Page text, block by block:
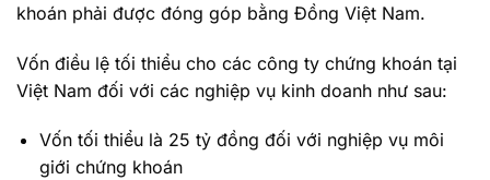
khoán phải được đóng góp bằng Đồng Việt Nam.
Vốn điều lệ tối thiểu cho các công ty chứng khoán tại
Việt Nam đối với các nghiệp vụ kinh doanh như sau:
Vốn tối thiểu là 25 tỷ đồng đối với nghiệp vụ môi
giới chứng khoán